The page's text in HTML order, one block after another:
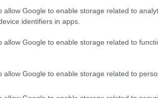
allow Google to enable storage related to
identifiers in apps.
allow Google to enable storage related to
allow Google to enable storage related to
az ETO kapujának megőrzésében:
ötösön belül, hét perccel később
a hosszabbítás második percében